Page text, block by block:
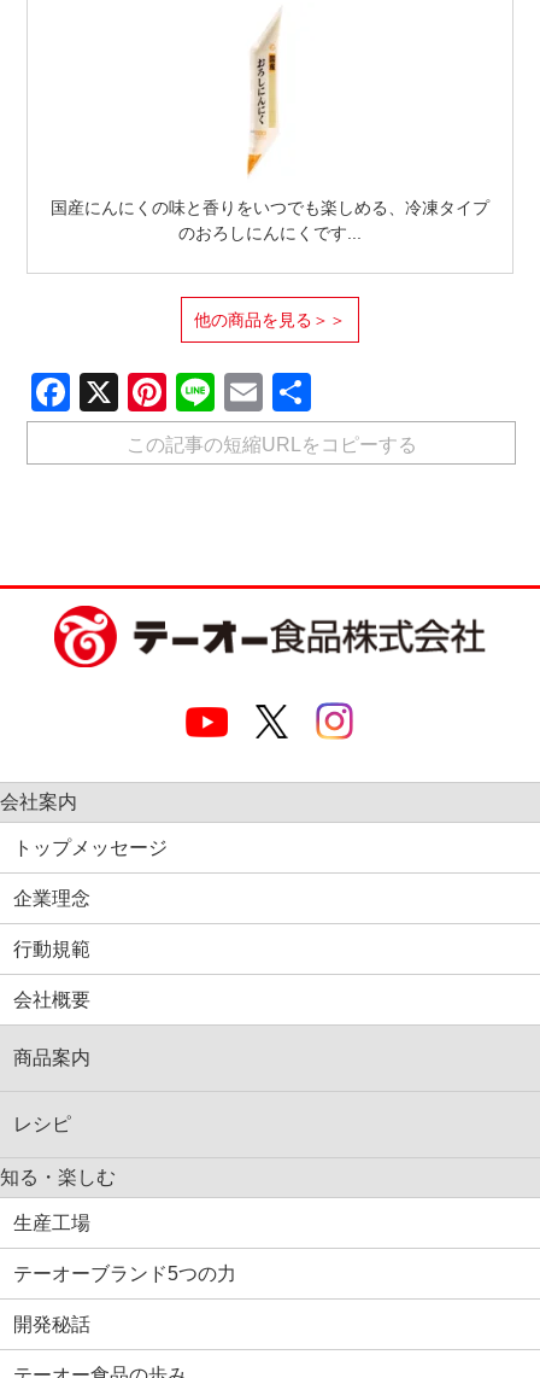
国産にんにくの味と香りをいつでも楽しめる、冷凍タイプ
のおろしにんにくです...
他の商品を見る＞＞
Facebook
X Pinterest
LineEmail
有
この記事の短縮URLをコピーする
会社案内
トップメッセージ
企業理念
行動規範
会社概要
商品案内
レシピ
知る・楽しむ
生産工場
テーオーブランド5つの力
開発秘話